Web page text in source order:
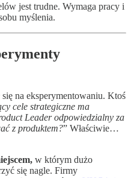
jest trudne. Wymaga pracy i
myślenia.
na eksperymentowaniu. Ktoś
cele strategiczne ma
Leader odpowiedzialny za
z produktem?” Właściwie…
w którym dużo
się nagle. Firmy